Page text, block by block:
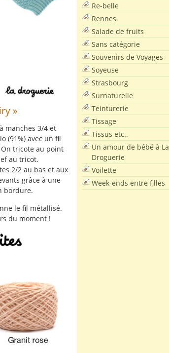
»
manches 3/4 et
(91%) avec un fil
On tricote au point
au tricot.
2/2 au bas et aux
grâce à une
bordure.
le fil métallisé.
du moment !
Re-belle
Rennes
Salade de fruits
Sans catégorie
Souvenirs de Voyages
Soyeuse
Strasbourg
Surnaturelle
Teinturerie
Tissage
Tissus etc..
Un amour de bébé à La
Droguerie
Voilette
Week-ends entre filles